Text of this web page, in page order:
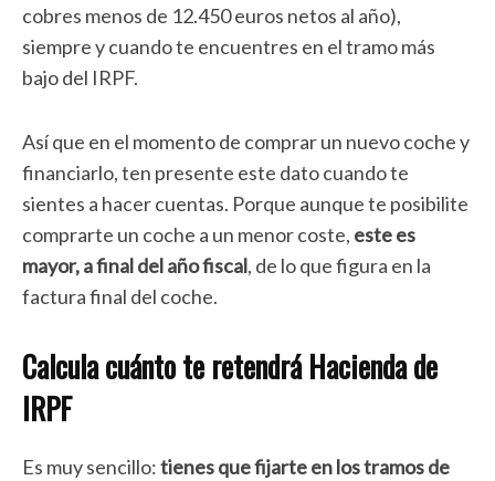
cobres menos de 12.450 euros netos al año),
siempre y cuando te encuentres en el tramo más
bajo del IRPF.
Así que en el momento de comprar un nuevo coche y
financiarlo, ten presente este dato cuando te
sientes a hacer cuentas. Porque aunque te posibilite
comprarte un coche a un menor coste, este es
mayor, a final del año fiscal, de lo que figura en la
factura final del coche.
Calcula cuánto te retendrá Hacienda de
IRPF
Es muy sencillo:tienes que fijarte en los tramos de